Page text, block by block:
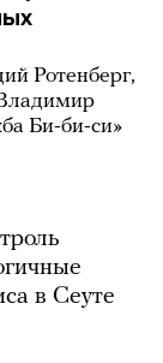
Ротенберг,
Би-би-си»
в Сеуте